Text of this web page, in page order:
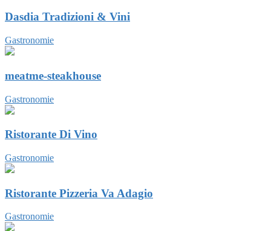
Dasdia Tradizioni & Vini
Gastronomie
meatme-steakhouse
Gastronomie
Ristorante Di Vino
Gastronomie
Ristorante Pizzeria Va Adagio
Gastronomie